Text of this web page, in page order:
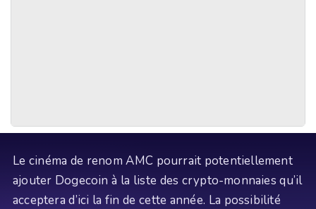
Le cinéma de renom AMC pourrait potentiellement
ajouter Dogecoin à la liste des crypto-monnaies qu’il
acceptera d’ici la fin de cette année. La possibilité